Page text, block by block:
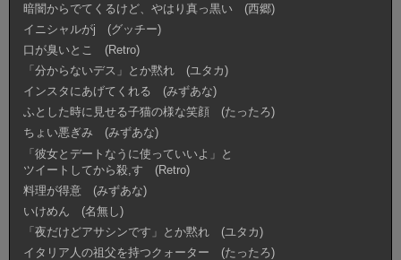
暗闇からでてくるけど、やはり真っ黒い (西郷)
イニシャルがj (グッチー)
口が臭いとこ (Retro)
「分からないデス」とか黙れ (ユタカ)
インスタにあげてくれる (みずあな)
ふとした時に見せる子猫の様な笑顔 (たったろ)
ちょい悪ぎみ (みずあな)
「彼女とデートなうに使っていいよ」と
ツイートしてから殺,す (Retro)
料理が得意 (みずあな)
いけめん (名無し)
「夜だけどアサシンです」とか黙れ (ユタカ)
イタリア人の祖父を持つクォーター (たったろ)